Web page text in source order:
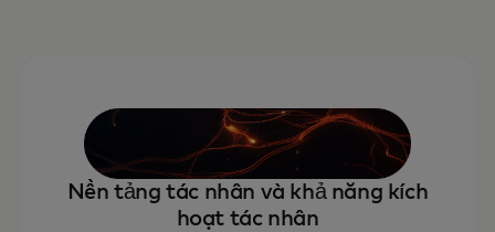
Nền tảng tác nhân và khả năng kích
hoạt tác nhân